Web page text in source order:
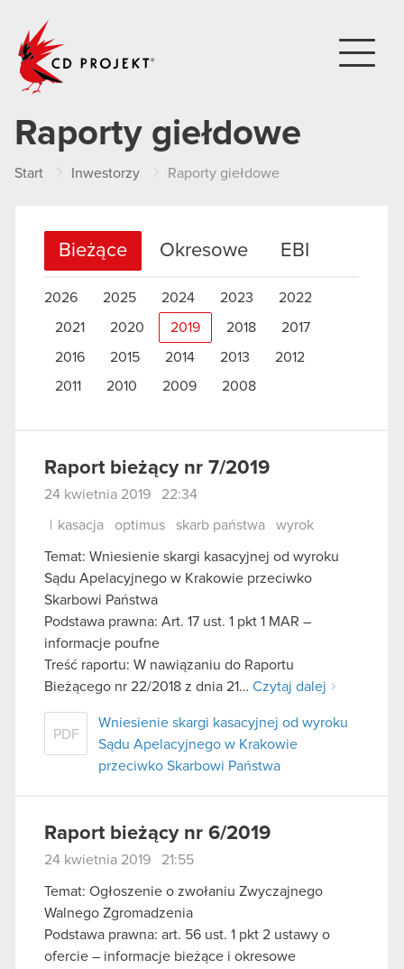
Raporty giełdowe
Start Inwestorzy Raporty giełdowe
Bieżące Okresowe EBI
2026 2025 2024 2023 2022
2021 2020 2019 2018 2017
2016 2015 2014 2013
2012
2011
2010 2009 2008
Raport bieżący nr 7/2019
24 kwietnia 2019 22:34
kasacja optimus skarb państwa wyrok
Temat: Wniesienie skargi kasacyjnej od wyroku
Sądu Apelacyjnego w Krakowie przeciwko
Skarbowi Państwa
Podstawa prawna: Art. 17 ust. 1 pkt 1 MAR –
informacje poufne
Treść raportu: W nawiązaniu do Raportu
Bieżącego nr 22/2018 z dnia 21… Czytaj dalej
PDF
Wniesienie skargi kasacyjnej od wyroku
Sądu Apelacyjnego w Krakowie
przeciwko Skarbowi Państwa
Raport bieżący nr 6/2019
24 kwietnia 2019 21:55
Temat: Ogłoszenie o zwołaniu Zwyczajnego
Walnego Zgromadzenia
Podstawa prawna: art. 56 ust. 1 pkt 2 ustawy o
ofercie – informacje bieżące i okresowe